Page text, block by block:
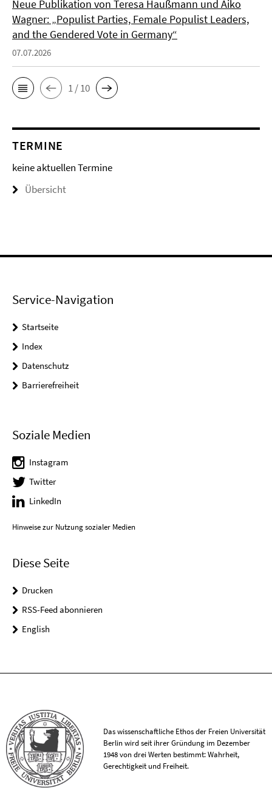
Neue Publikation von Teresa Haußmann und Aiko
Wagner: „Populist Parties, Female Populist Leaders,
and the Gendered Vote in Germany“
07.07.2026
1 / 10
TERMINE
keine aktuellen Termine
Übersicht
Service-Navigation
Startseite
Index
Datenschutz
Barrierefreiheit
Soziale Medien
Instagram
Twitter
LinkedIn
Hinweise zur Nutzung sozialer Medien
Diese Seite
Drucken
RSS-Feed abonnieren
English
Das wissenschaftliche Ethos der Freien Universität
Berlin wird seit ihrer Gründung im Dezember
1948 von drei Werten bestimmt: Wahrheit,
Gerechtigkeit und Freiheit.